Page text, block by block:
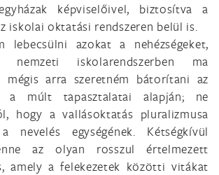
képviselőivel, biztosítva a
iskolai oktatási rendszeren belül is.
lebecsülni azokat a nehézségeket,
iskolarendszerben ma
mégis arra szeretném bátorítani az
a múlt tapasztalatai alapján; ne
hogy a vallásoktatás pluralizmusa
egységének. Kétségkívül
az olyan rosszul értelmezett
amely a felekezetek közötti vitákat